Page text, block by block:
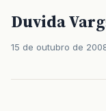
Duvida
15 de outubro de